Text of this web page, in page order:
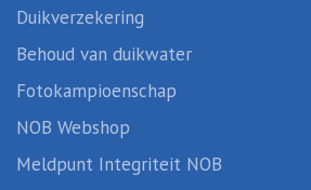
Duikverzekering
Behoud van duikwater
Fotokampioenschap
NOB Webshop
Meldpunt Integriteit NOB